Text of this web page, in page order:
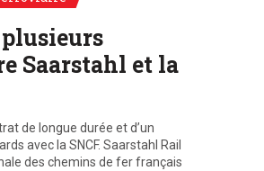
Saarstahl et la
de longue durée et d’un
avec la SNCF. Saarstahl Rail
des chemins de fer français